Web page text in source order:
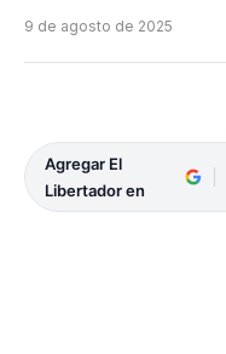
9 de agosto de 2025
Agregar El
Libertador en